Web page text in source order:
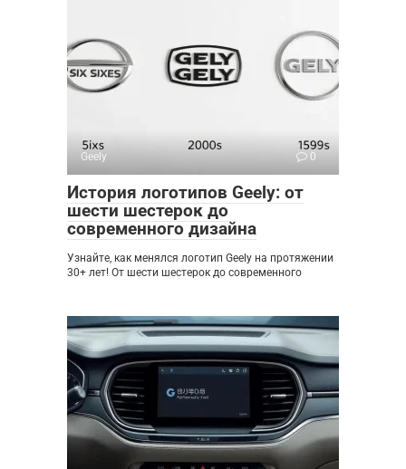
Geely 0
История логотипов Geely: от
шести шестерок до
современного дизайна
Узнайте, как менялся логотип Geely на протяжении
30+ лет! От шести шестерок до современного